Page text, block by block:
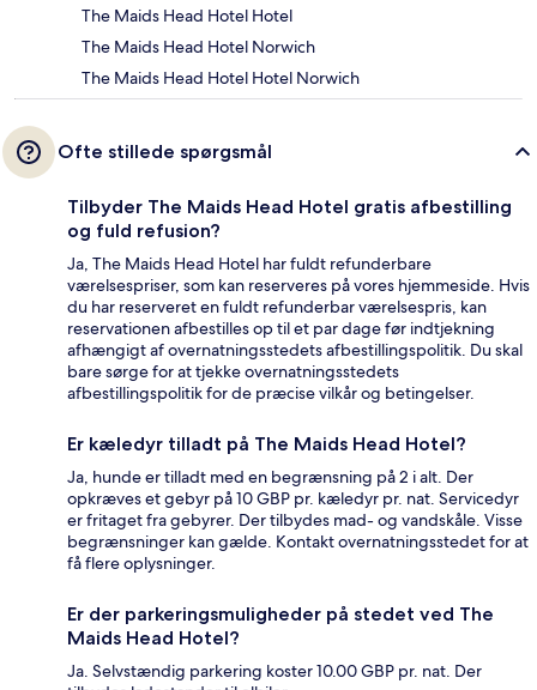
The Maids Head Hotel Hotel
The Maids Head Hotel Norwich
The Maids Head Hotel Hotel Norwich
Ofte stillede spørgsmål
Tilbyder The Maids Head Hotel gratis afbestilling
og fuld refusion?
Ja, The Maids Head Hotel har fuldt refunderbare
værelsespriser, som kan reserveres på vores hjemmeside. Hvis
du har reserveret en fuldt refunderbar værelsespris, kan
reservationen afbestilles op til et par dage før indtjekning
afhængigt af overnatningsstedets afbestillingspolitik. Du skal
bare sørge for at tjekke overnatningsstedets
afbestillingspolitik for de præcise vilkår og betingelser.
Er kæledyr tilladt på The Maids Head Hotel?
Ja, hunde er tilladt med en begrænsning på 2 i alt. Der
opkræves et gebyr på 10 GBP pr. kæledyr pr. nat. Servicedyr
er fritaget fra gebyrer. Der tilbydes mad- og vandskåle. Visse
begrænsninger kan gælde. Kontakt overnatningsstedet for at
få flere oplysninger.
Er der parkeringsmuligheder på stedet ved The
Maids Head Hotel?
Ja. Selvstændig parkering koster 10.00 GBP pr. nat. Der